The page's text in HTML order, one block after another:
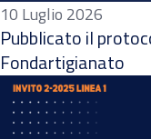
10 Luglio 2026
Pubblicato il
Fondartigianato